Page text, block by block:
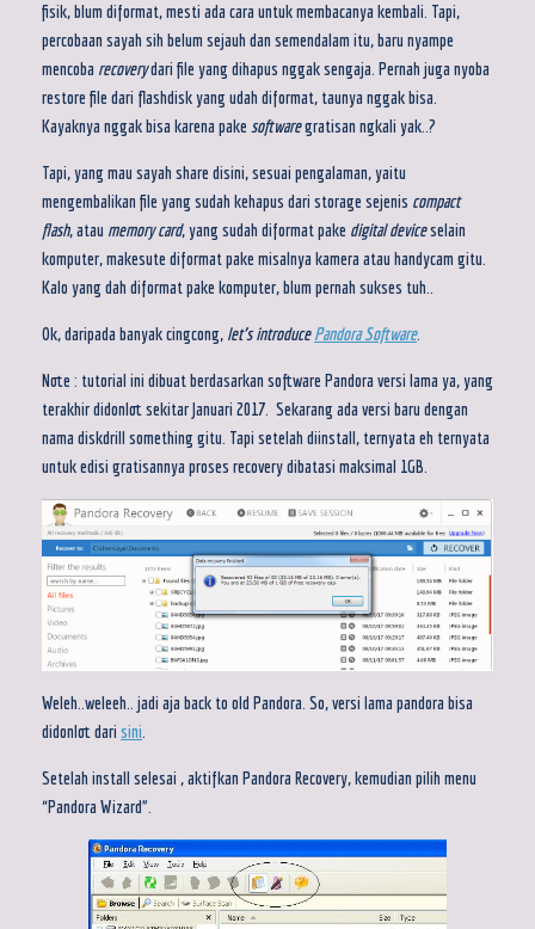
fisik, blum diformat, mesti ada cara untuk membacanya kembali. Tapi,
percobaan sayah sih belum sejauh dan semendalam itu, baru nyampe
mencoba recoverydari file yang dihapus nggak sengaja. Pernah juga nyoba
restore file dari flashdisk yang udah diformat, taunya nggak bisa.
Kayaknya nggak bisa karena pake softwaregratisan ngkali yak..?
Tapi, yang mau sayah share disini, sesuai pengalaman, yaitu
mengembalikan file yang sudah kehapus dari storage sejenis compact
flash, atau memory card, yang sudah diformat pake digital deviceselain
komputer, makesute diformat pake misalnya kamera atau handycam gitu.
Kalo yang dah diformat pake komputer, blum pernah sukses tuh..
Ok, daripada banyak cingcong, let’s introducePandora Software.
Note : tutorial ini dibuat berdasarkan software Pandora versi lama ya, yang
terakhir didonlot sekitar Januari 2017. Sekarang ada versi baru dengan
nama diskdrill something gitu. Tapi setelah diinstall, ternyata eh ternyata
untuk edisi gratisannya proses recovery dibatasi maksimal 1GB.
Weleh..weleeh.. jadi aja back to old Pandora. So, versi lama pandora bisa
didonlot dari sini.
Setelah install selesai , aktifkan Pandora Recovery, kemudian pilih menu
“Pandora Wizard”.